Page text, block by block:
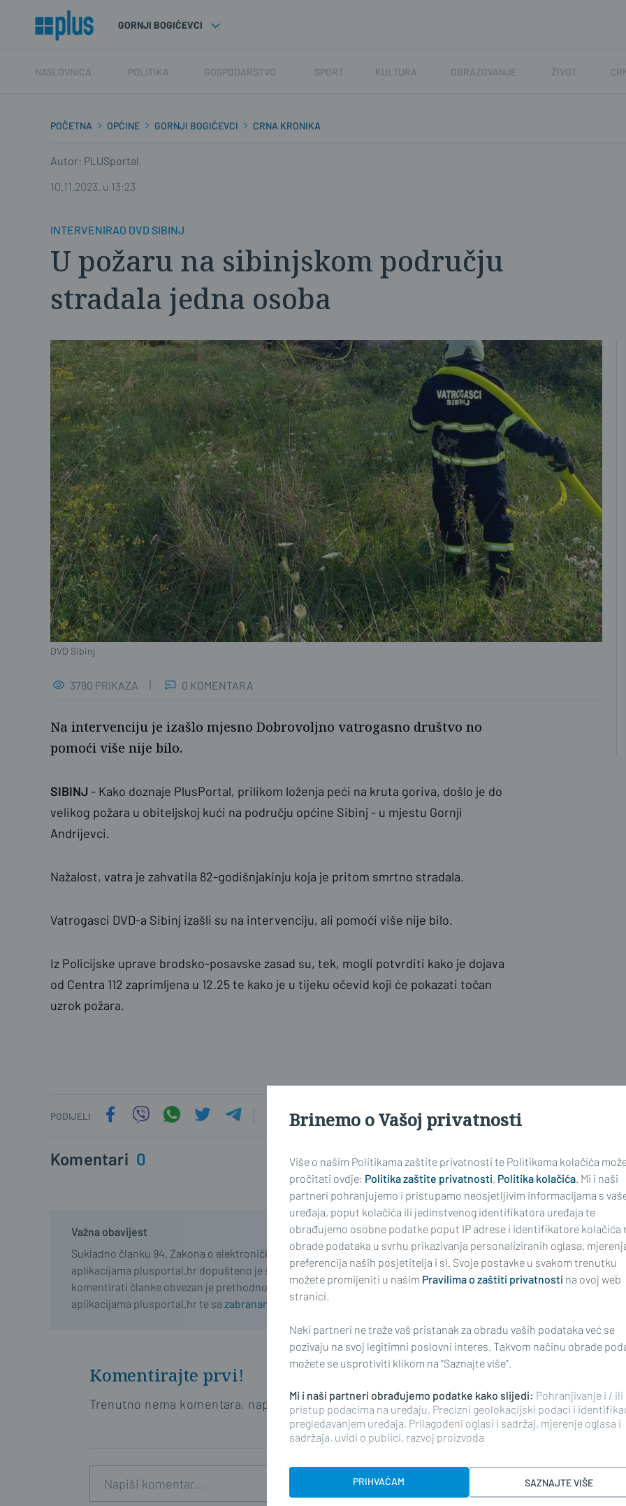
GORNJI BOGIĆEVCI
NASLOVNICA POLITIKA GOSPODARSTVO SPORT KULTURA OBRAZOVANJE ŽIVOT
POČETNA OPĆINE GORNJI BOGIĆEVCI CRNA KRONIKA
Autor: PLUSportal
10.11.2023. u 13:23
INTERVENIRAO DVD SIBINJ
U požaru na sibinjskom području
stradala jedna osoba
DVD Sibinj
3780 PRIKAZA 0 KOMENTARA
Na intervenciju je izašlo mjesno Dobrovoljno vatrogasno društvo no
pomoći više nije bilo.
SIBINJ - Kako doznaje PlusPortal, prilikom loženja peći na kruta goriva, došlo je do
velikog požara u obiteljskoj kući na području općine Sibinj - u mjestu Gornji
Andrijevci.
Nažalost, vatra je zahvatila 82-godišnjakinju koja je pritom smrtno stradala.
Vatrogasci DVD-a Sibinj izašli su na intervenciju, ali pomoći više nije bilo.
Iz Policijske uprave brodsko-posavske zasad su, tek, mogli potvrditi kako je dojava
od Centra 112 zaprimljena u 12.25 te kako je u tijeku očevid koji će pokazati točan
uzrok požara.
PODIJELI
Komentari 0 najnoviji
Važna obavijest
Sukladno članku 94. Zakona o elektroničkim medijima, komentiranje članaka na web portalu i mobilnim
aplikacijama plusportal.hr dopušteno je samo registriranim korisnicima. Svaki korisnik koji želi
komentirati članke obvezan je prethodno se upoznati s Pravilima komentiranjana web portalu i mobilnim
aplikacijama plusportal.hr te sa zabranama propisanim stavkom 2. članka 94. Zakona.
Komentirajte prvi!
Trenutno nema komentara, napišite prvi komentar i pokrenite raspravu.
Brinemo o Vašoj privatnosti
Više o našim Politikama zaštite privatnosti te Politikama kolačića
pročitati ovdje: Politika zaštite privatnosti, Politika kolačića. Mi i naši
partneri pohranjujemo i pristupamo neosjetljivim informacijama s
uređaja, poput kolačića ili jedinstvenog identifikatora uređaja te
obrađujemo osobne podatke poput IP adrese i identifikatore kolačića
obrade podataka u svrhu prikazivanja personaliziranih oglasa,
preferencija naših posjetitelja i sl. Svoje postavke u svakom trenutku
možete promijeniti u našim Pravilima o zaštiti privatnosti na ovoj web
stranici.
Neki partneri ne traže vaš pristanak za obradu vaših podataka već se
pozivaju na svoj legitimni poslovni interes. Takvom načinu obrade
možete se usprotiviti klikom na "Saznajte više".
Mi i naši partneri obrađujemo podatke kako slijedi: Pohranjivanje i / ili
pristup podacima na uređaju, Precizni geolokacijski podaci i
pregledavanjem uređaja, Prilagođeni oglasi i sadržaj, mjerenje oglasa i
sadržaja, uvidi o publici, razvoj proizvoda
PRIHVAĆAM SAZNAJTE VIŠE